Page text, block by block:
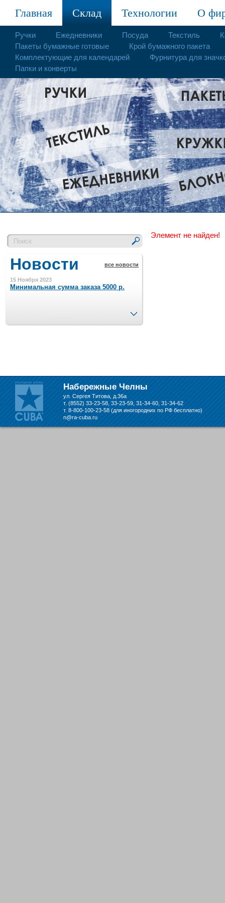
Главная Склад Технологии О
Ручки Ежедневники Посуда Текстиль
Пакеты бумажные готовые
Крой бумажного пакета
Комплектующие для календарей
Фурнитура для
Папки и конверты
Новости все новости
15 Ноября 2023
Минимальная сумма заказа 5000 р.
Шляпные коробочки производим
производим в Набережных Челнах
13 Мая 2019
Лазерная гравировка по кругу в
Набережных Челнах
Элемент не найден!
Набережные Челны
ул. Сергея Титова, д.36а
т. (8552) 33-23-58, 33-23-59, 31-34-60, 31-34-62
т. 8-800-100-23-58 (для иногородних по РФ бесплатно)
n@ra-cuba.ru